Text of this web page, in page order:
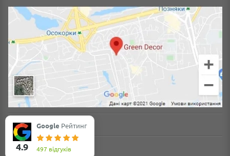
4.9
Google Рейтинг
497 відгуків